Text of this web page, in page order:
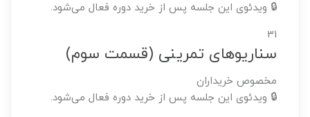
🔒 ویدئوی این جلسه پس از خرید دوره فعال می‌شود.
31
سناریوهای تمرینی (قسمت سوم)
مخصوص خریداران
🔒 ویدئوی این جلسه پس از خرید دوره فعال می‌شود.